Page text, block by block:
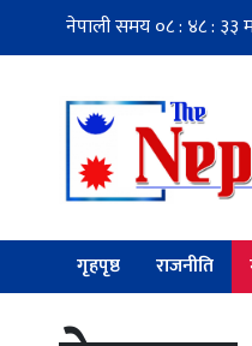
गृहपृष्ठ राजनीति